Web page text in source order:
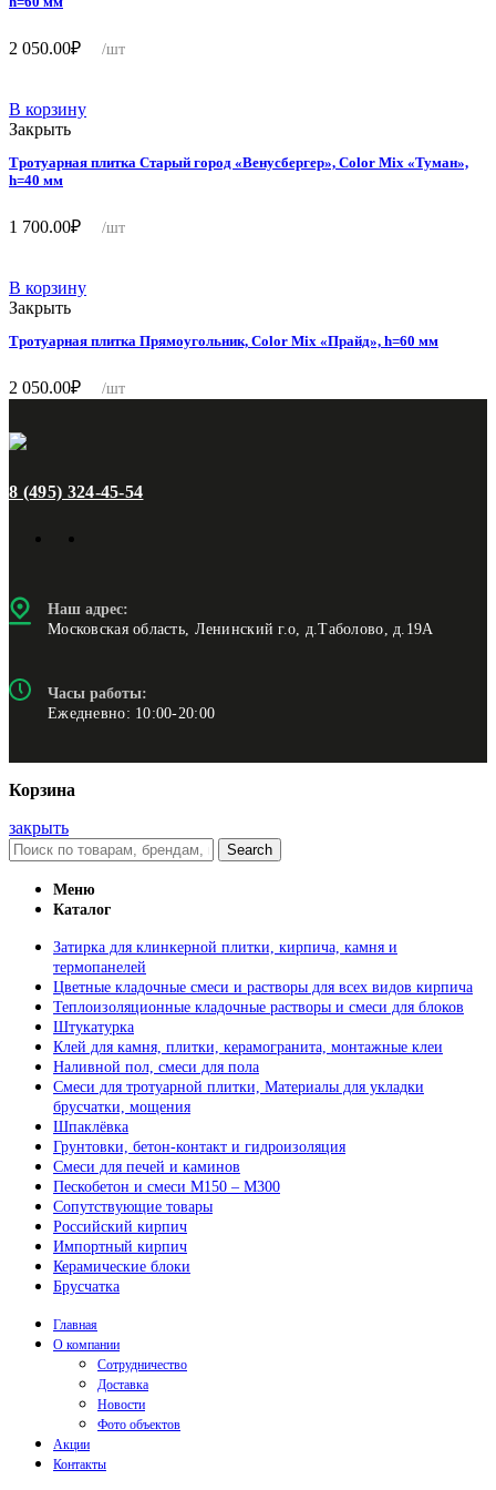
2 050.00₽ /шт
В корзину
Закрыть
Тротуарная плитка Старый город «Венусбергер», Color Mix «Туман»,
h=40 мм
1 700.00₽ /шт
В корзину
Закрыть
Тротуарная плитка Прямоугольник, Color Mix «Прайд», h=60 мм
2 050.00₽ /шт
8 (495) 324-45-54
Наш адрес:
Московская область, Ленинский г.о, д.Таболово, д.19А
Часы работы:
Ежедневно: 10:00-20:00
Корзина
закрыть
Search
Меню
Каталог
Затирка для клинкерной плитки, кирпича, камня и
термопанелей
Цветные кладочные смеси и растворы для всех видов кирпича
Теплоизоляционные кладочные растворы и смеси для блоков
Штукатурка
Клей для камня, плитки, керамогранита, монтажные клеи
Наливной пол, смеси для пола
Смеси для тротуарной плитки, Материалы для укладки
брусчатки, мощения
Шпаклёвка
Грунтовки, бетон-контакт и гидроизоляция
Смеси для печей и каминов
Пескобетон и смеси М150 – М300
Сопутствующие товары
Российский кирпич
Импортный кирпич
Керамические блоки
Брусчатка
Главная
О компании
Сотрудничество
Доставка
Новости
Фото объектов
Акции
Контакты